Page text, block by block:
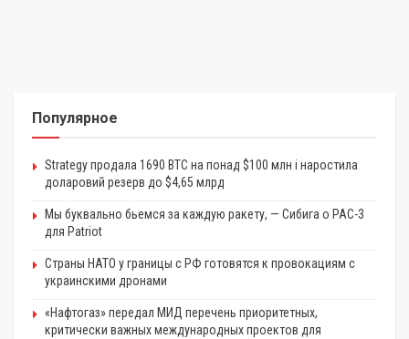
Популярное
Strategy продала 1690 BTC на понад $100 млн і наростила
доларовий резерв до $4,65 млрд
Мы буквально бьемся за каждую ракету, — Сибига о PAC-3
для Patriot
Страны НАТО у границы с РФ готовятся к провокациям с
украинскими дронами
«Нафтогаз» передал МИД перечень приоритетных,
критически важных международных проектов для